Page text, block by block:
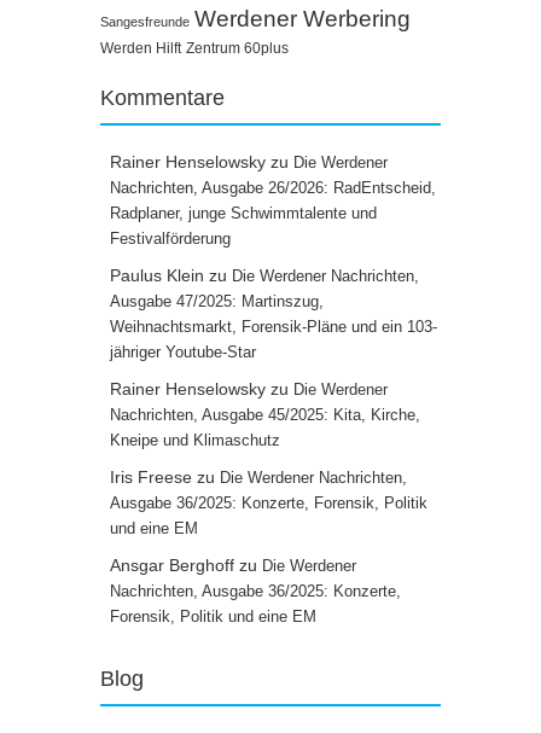
Sangesfreunde Werdener Werbering
Werden Hilft Zentrum 60plus
Kommentare
Rainer Henselowsky zu Die Werdener
Nachrichten, Ausgabe 26/2026: RadEntscheid,
Radplaner, junge Schwimmtalente und
Festivalförderung
Paulus Klein zu Die Werdener Nachrichten,
Ausgabe 47/2025: Martinszug,
Weihnachtsmarkt, Forensik-Pläne und ein 103-
jähriger Youtube-Star
Rainer Henselowsky zu Die Werdener
Nachrichten, Ausgabe 45/2025: Kita, Kirche,
Kneipe und Klimaschutz
Iris Freese zu Die Werdener Nachrichten,
Ausgabe 36/2025: Konzerte, Forensik, Politik
und eine EM
Ansgar Berghoff zu Die Werdener
Nachrichten, Ausgabe 36/2025: Konzerte,
Forensik, Politik und eine EM
Blog